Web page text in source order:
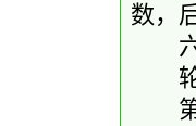
数，
六
轮
第